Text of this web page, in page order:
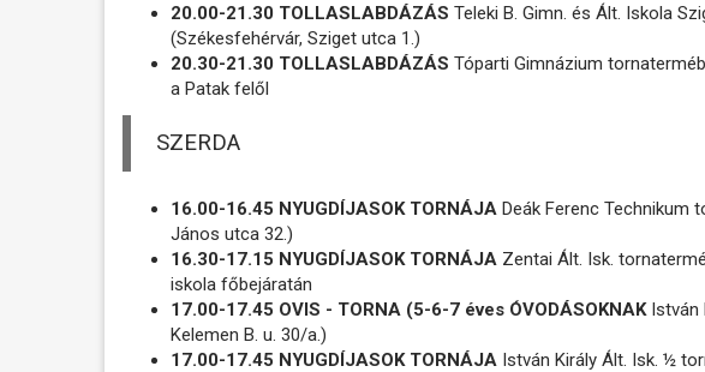
20.00-21.30 TOLLASLABDÁZÁS Teleki B. Gimn. és Ált. Iskola
(Székesfehérvár, Sziget utca 1.)
20.30-21.30 TOLLASLABDÁZÁS Tóparti Gimnázium
a Patak felől
SZERDA
16.00-16.45 NYUGDÍJASOK TORNÁJA Deák Ferenc Technikum
János utca 32.)
16.30-17.15 NYUGDÍJASOK TORNÁJA Zentai Ált. Isk.
iskola főbejáratán
17.00-17.45 OVIS - TORNA (5-6-7 éves ÓVODÁSOKNAKIstván
Kelemen B. u. 30/a.)
17.00-17.45 NYUGDÍJASOK TORNÁJA István Király Ált. Isk. ½